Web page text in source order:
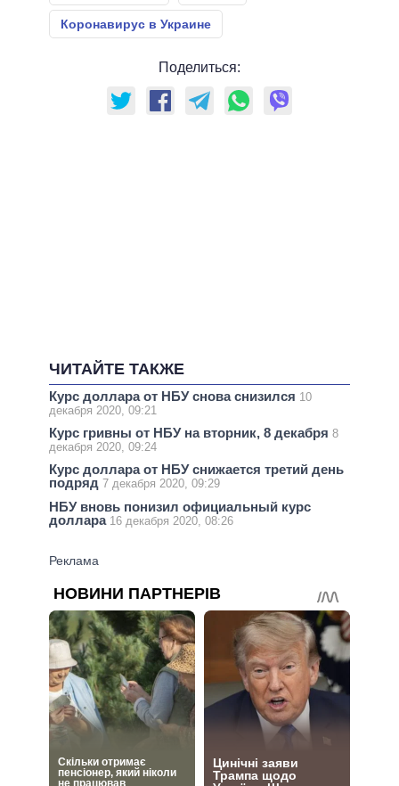
Коронавирус в Украине
Поделиться:
ЧИТАЙТЕ ТАКЖЕ
Курс доллара от НБУ снова снизился 10
декабря 2020, 09:21
Курс гривны от НБУ на вторник, 8 декабря 8
декабря 2020, 09:24
Курс доллара от НБУ снижается третий день
подряд 7 декабря 2020, 09:29
НБУ вновь понизил официальный курс
доллара 16 декабря 2020, 08:26